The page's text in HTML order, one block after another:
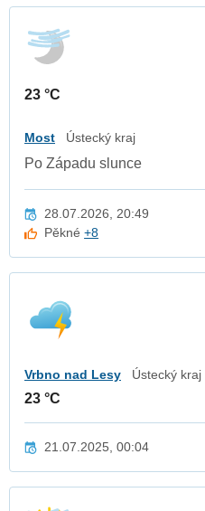
23 °C
Most Ústecký kraj
Po Západu slunce
28.07.2026, 20:49
Pěkné+8
Vrbno nad Lesy Ústecký kraj
23 °C
21.07.2025, 00:04